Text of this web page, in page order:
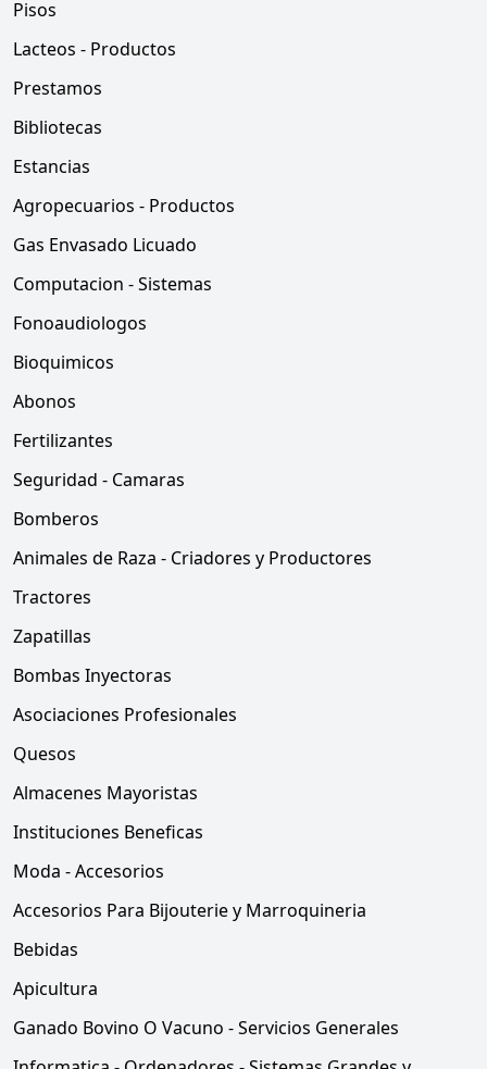
Pisos
Lacteos - Productos
Prestamos
Bibliotecas
Estancias
Agropecuarios - Productos
Gas Envasado Licuado
Computacion - Sistemas
Fonoaudiologos
Bioquimicos
Abonos
Fertilizantes
Seguridad - Camaras
Bomberos
Animales de Raza - Criadores y Productores
Tractores
Zapatillas
Bombas Inyectoras
Asociaciones Profesionales
Quesos
Almacenes Mayoristas
Instituciones Beneficas
Moda - Accesorios
Accesorios Para Bijouterie y Marroquineria
Bebidas
Apicultura
Ganado Bovino O Vacuno - Servicios Generales